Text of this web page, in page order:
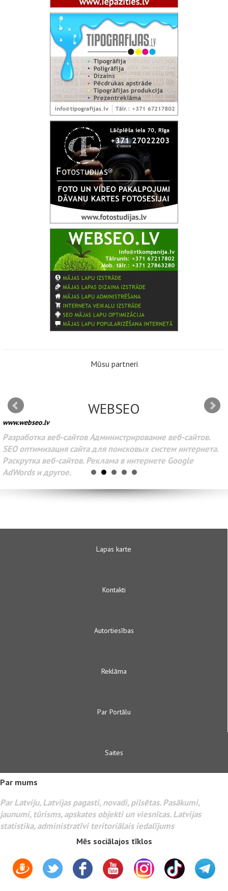
Mūsu partneri
WEBSEO
www.webseo.lv
Разработка веб-сайтов Администрирование веб-сайтов.
SEO оптимизация сайта для поисковых систем интернета.
Раскрутка веб-сайтов. Реклама в интернете Google
AdWords и другое.
Lapas karte
Kontakti
Autortiesības
Reklāma
Par Portālu
Saites
Par mums
Par Latviju, Latvijas pagasti, novadi, pilsētas. Pasākumi,
jaunumi, tūrisms, apskates objekti un viesnīcas. Latvijas
statistika, administratīvi teritoriālais iedalījums
Mēs sociālajos tīklos